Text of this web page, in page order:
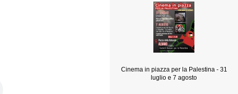
Cinema in piazza per la Palestina - 31
luglio e 7 agosto